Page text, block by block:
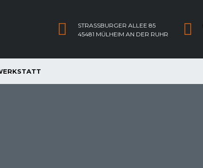
STRASSBURGER ALLEE 85
45481 MÜLHEIM AN DER RUHR